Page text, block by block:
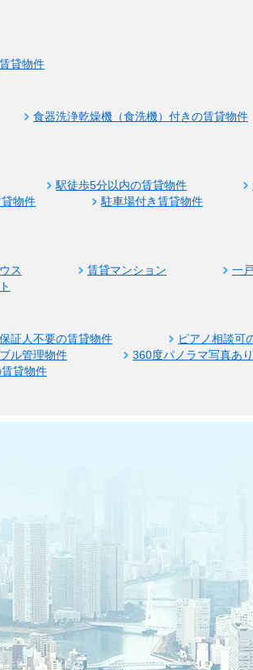
貸物件
食器洗浄乾燥機（食洗機）付きの賃貸物件
駅徒歩5分以内の賃貸物件
物件
駐車場付き賃貸物件
ス 賃貸マンション 一
保証人不要の賃貸物件 ピアノ相談可
ル管理物件 360度パノラマ写真あ
貸物件